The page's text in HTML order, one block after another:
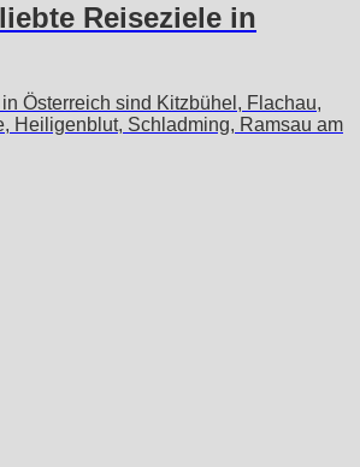
Reiseziele in
Österreich sind Kitzbühel, Flachau,
Heiligenblut, Schladming, Ramsau am